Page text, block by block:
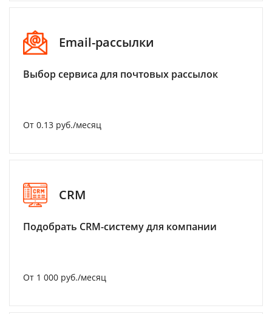
Email-рассылки
Выбор сервиса для почтовых рассылок
От 0.13 руб./месяц
CRM
Подобрать CRM-систему для компании
От 1 000 руб./месяц